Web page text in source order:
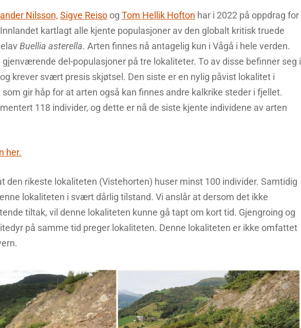
Nilsson, Sigve Reisoog Tom Hellik Hofton har i 2022 på oppdrag for
kartlagt alle kjente populasjoner av den globalt kritisk truede
Buellia asterella. Arten finnes nå antagelig kun i Vågå i hele verden.
del-populasjoner på tre lokaliteter. To av disse befinner seg i
krever svært presis skjøtsel. Den siste er en nylig påvist lokalitet i
som gir håp for at arten også kan finnes andre kalkrike steder i fjellet.
118 individer, og dette er nå de siste kjente individene av arten
her.
den rikeste lokaliteten (Vistehorten) huser minst 100 individer. Samtidig
lokaliteten i svært dårlig tilstand. Vi anslår at dersom det ikke
tiltak, vil denne lokaliteten kunne gå tapt om kort tid. Gjengroing og
på samme tid preger lokaliteten. Denne lokaliteten er ikke omfattet